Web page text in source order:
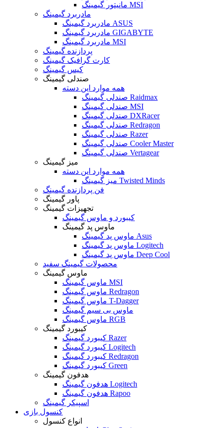
مانیتور گیمینگ MSI
مادربرد گیمینگ
مادربرد گیمینگ ASUS
مادربرد گیمینگ GIGABYTE
مادربرد گیمینگ MSI
پردازنده گیمینگ
کارت گرافیک گیمینگ
کیس گیمینگ
صندلی گیمینگ
همه موارد این دسته
صندلی گیمینگ Raidmax
صندلی گیمینگ MSI
صندلی گیمینگ DXRacer
صندلی گیمینگ Redragon
صندلی گیمینگ Razer
صندلی گیمینگ Cooler Master
صندلی گیمینگ Vertagear
میز گیمینگ
همه موارد این دسته
میز گیمینگ Twisted Minds
فن پردازنده گیمینگ
پاور گیمینگ
تجهیزات گیمینگ
کیبورد و ماوس گیمینگ
ماوس پد گیمینگ
ماوس پد گیمینگ Asus
ماوس پد گیمینگ Logitech
ماوس پد گیمینگ Deep Cool
محصولات گیمینگ سفید
ماوس گیمینگ
ماوس گیمینگ MSI
ماوس گیمینگ Redragon
ماوس گیمینگ T-Dagger
ماوس بی سیم گیمینگ
ماوس گیمینگ RGB
کیبورد گیمینگ
کیبورد گیمینگ Razer
کیبورد گیمینگ Logitech
کیبورد گیمینگ Redragon
کیبورد گیمینگ Green
هدفون گیمینگ
هدفون گیمینگ Logitech
هدفون گیمینگ Rapoo
اسپیکر گیمینگ
کنسول بازی
انواع کنسول